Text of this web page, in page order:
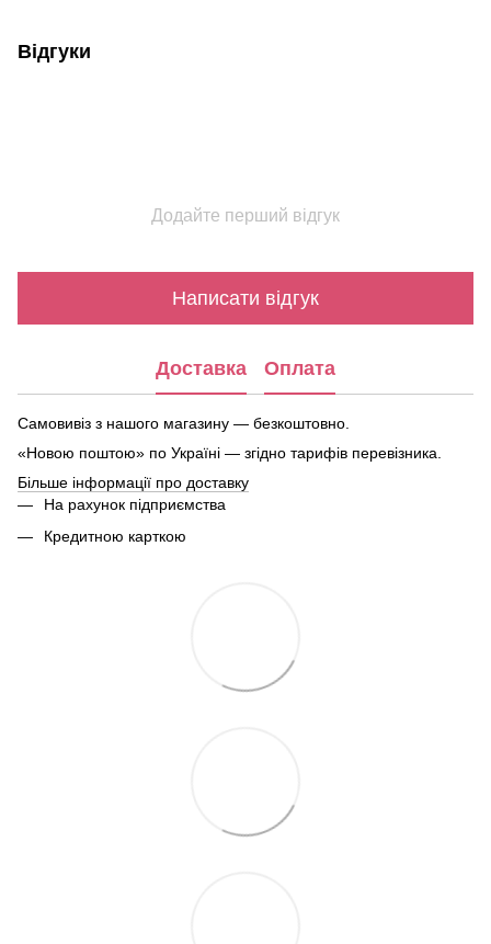
Відгуки
Додайте перший відгук
Написати відгук
Доставка Оплата
Самовивіз з нашого магазину — безкоштовно.
«Новою поштою» по Україні — згідно тарифів перевізника.
Більше інформації про доставку
На рахунок підприємства
Кредитною карткою